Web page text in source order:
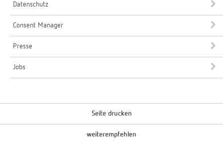
Datenschutz
Consent Manager
Presse
Jobs
Seite drucken
weiterempfehlen